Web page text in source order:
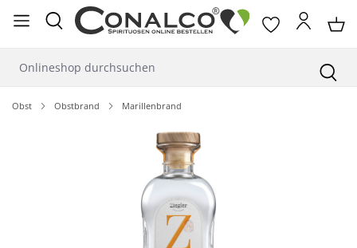
springen
Obst Obstbrand Marillenbrand
Bildergalerie überspringen